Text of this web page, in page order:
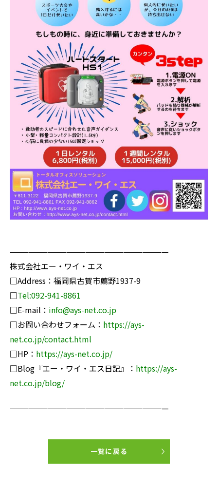
—————————————————————————
株式会社エー・ワイ・エス
□Address：福岡県古賀市薦野1937-9
□Tel:092-941-8861
□E-mail： info@ays-net.co.jp
□お問い合わせフォーム： https://ays-
net.co.jp/contact.html
□HP： https://ays-net.co.jp/
□Blog『エー・ワイ・エス日記』： https://ays-
net.co.jp/blog/
—————————————————————————
一覧に戻る